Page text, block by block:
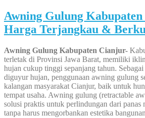
Awning Gulung
Harga Terjangkau &
Awning Gulung Kabupaten Cianjur-
terletak di Provinsi Jawa Barat, memiliki
hujan cukup tinggi sepanjang tahun.
diguyur hujan, penggunaan awning gulung
kalangan masyarakat Cianjur, baik untuk
tempat usaha. Awning gulung (retractable
solusi praktis untuk perlindungan dari panas
tanpa harus mengorbankan estetika